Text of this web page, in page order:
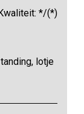
Kwaliteit: */(*)
lotje